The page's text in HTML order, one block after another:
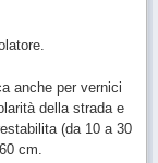
anche per vernici
della strada e
(da 10 a 30
cm.